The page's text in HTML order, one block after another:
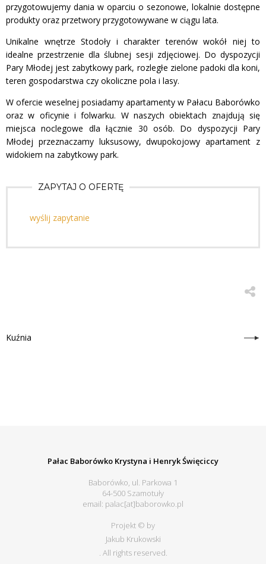
przygotowujemy dania w oparciu o sezonowe, lokalnie dostępne
produkty oraz przetwory przygotowywane w ciągu lata.
Unikalne wnętrze Stodoły i charakter terenów wokół niej to
idealne przestrzenie dla ślubnej sesji zdjęciowej. Do dyspozycji
Pary Młodej jest zabytkowy park, rozległe zielone padoki dla koni,
teren gospodarstwa czy okoliczne pola i lasy.
W ofercie weselnej posiadamy apartamenty w Pałacu Baborówko
oraz w oficynie i folwarku. W naszych obiektach znajdują się
miejsca noclegowe dla łącznie 30 osób. Do dyspozycji Pary
Młodej przeznaczamy luksusowy, dwupokojowy apartament z
widokiem na zabytkowy park.
ZAPYTAJ O OFERTĘ
wyślij zapytanie
Kuźnia
Pałac Baborówko Krystyna i Henryk Święciccy
Baborówko, ul. Parkowa 1
64-500 Szamotuły
email: palac[at]baborowko.pl
Projekt © by
Jakub Krukowski
. All rights reserved.